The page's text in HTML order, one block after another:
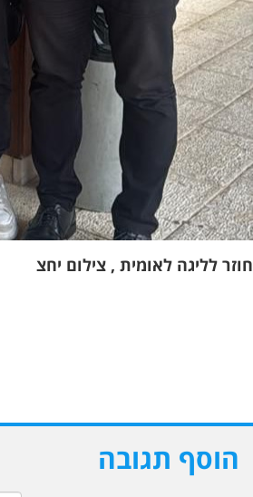
חוזר לליגה לאומית , צילום יחצ
הוסף תגובה